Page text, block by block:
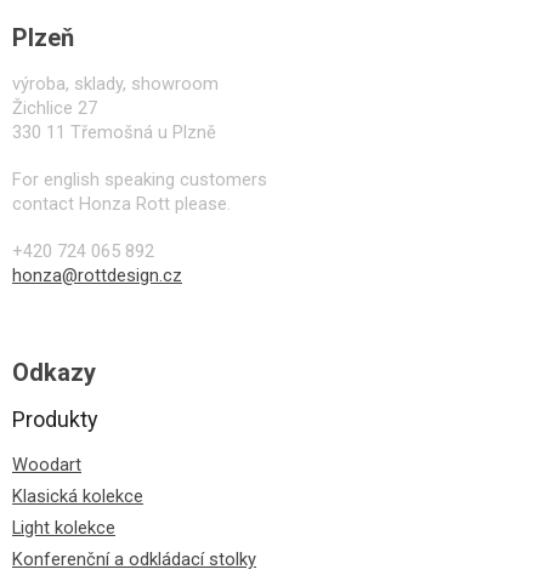
Plzeň
výroba, sklady, showroom
Žichlice 27
330 11 Třemošná u Plzně
For english speaking customers
contact Honza Rott please.
+420 724 065 892
honza@rottdesign.cz
Odkazy
Produkty
Woodart
Klasická kolekce
Light kolekce
Konferenční a odkládací stolky